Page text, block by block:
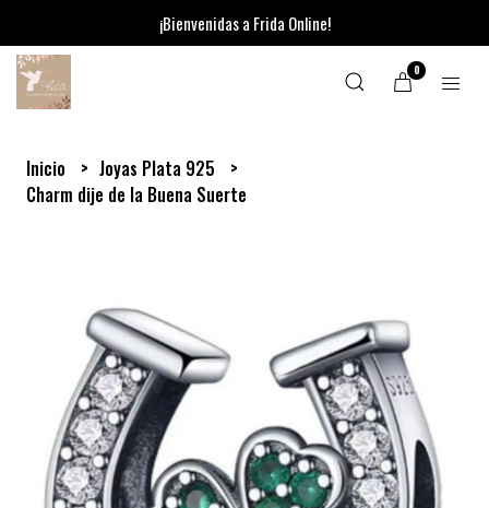
¡Bienvenidas a Frida Online!
0
Inicio
Joyas Plata 925
Charm dije de la Buena Suerte